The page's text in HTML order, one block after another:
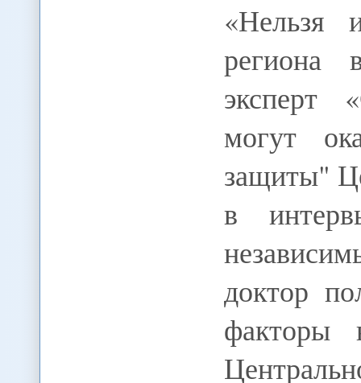
«Нельзя
региона
эксперт
могут
защиты"
в
доктор
факторы